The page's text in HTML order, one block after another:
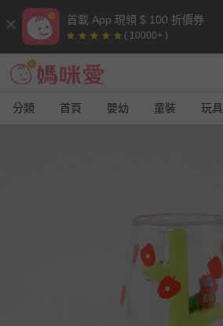
首載 App 現領 $ 100 折價券
( 10000+ )
分類 首頁 嬰幼 童裝 玩具